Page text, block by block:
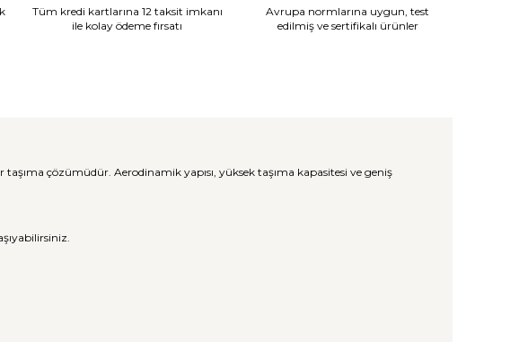
Tüm kredi kartlarına 12 taksit imkanı
ile kolay ödeme fırsatı
Avrupa normlarına uygun, test
edilmiş ve sertifikalı ürünler
çözümüdür. Aerodinamik yapısı, yüksek taşıma kapasitesi ve geniş